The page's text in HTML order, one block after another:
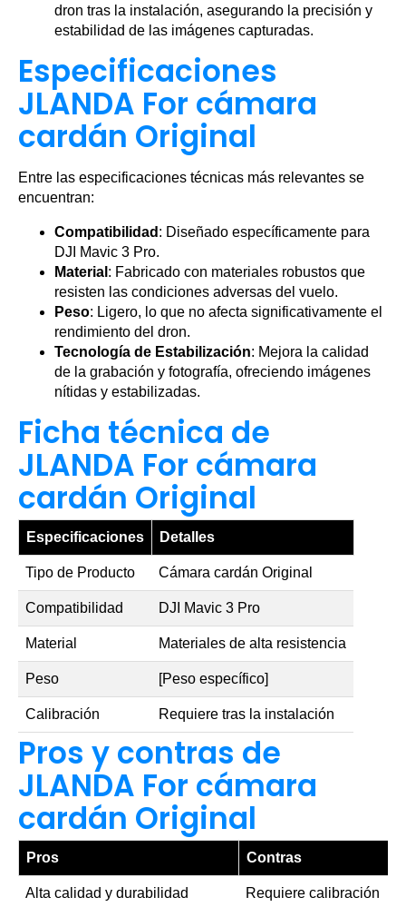
dron tras la instalación, asegurando la precisión y
estabilidad de las imágenes capturadas.
Especificaciones
JLANDA For cámara
cardán Original
Entre las especificaciones técnicas más relevantes se
encuentran:
Compatibilidad : Diseñado específicamente para
DJI Mavic 3 Pro.
Material : Fabricado con materiales robustos que
resisten las condiciones adversas del vuelo.
Peso: Ligero, lo que no afecta significativamente el
rendimiento del dron.
Tecnología de Estabilización: Mejora la calidad
de la grabación y fotografía, ofreciendo imágenes
nítidas y estabilizadas.
Ficha técnica de
JLANDA For cámara
cardán Original
Especificaciones Detalles
Tipo de Producto Cámara cardán Original
Compatibilidad DJI Mavic 3 Pro
Material Materiales de alta resistencia
Peso [Peso específico]
Calibración Requiere tras la instalación
Pros y contras de
JLANDA For cámara
cardán Original
Pros Contras
Alta calidad y durabilidad Requiere calibración